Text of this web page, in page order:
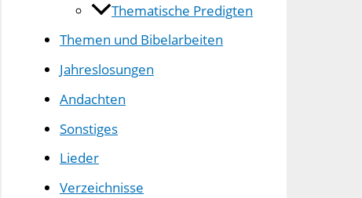
Thematische Predigten
Themen und Bibelarbeiten
Jahreslosungen
Andachten
Sonstiges
Lieder
Verzeichnisse